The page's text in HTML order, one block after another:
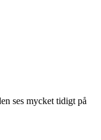
ses mycket tidigt på